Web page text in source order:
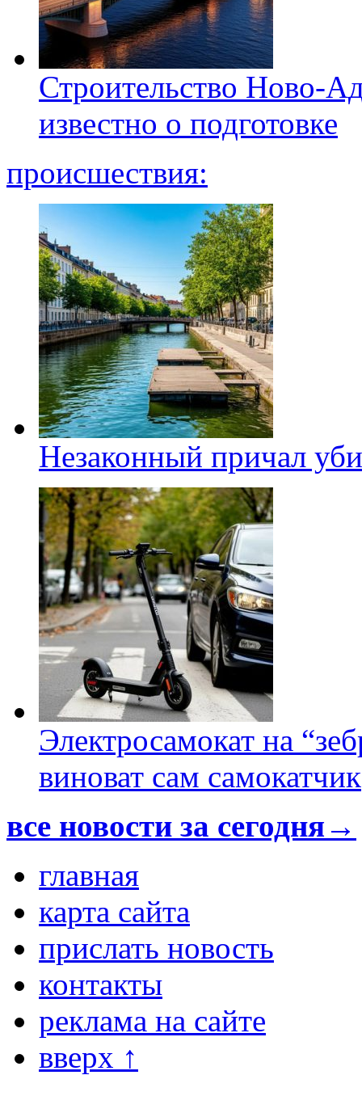
Строительство Ново-
известно о подготовке
происшествия:
Незаконный причал
Электросамокат на
виноват сам самокатчик
все новости за сегодня→
главная
карта сайта
прислать новость
контакты
реклама на сайте
вверх ↑